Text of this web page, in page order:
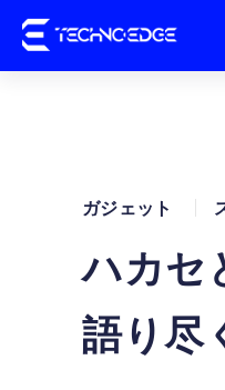
ハカセ
語り尽
ガジェット